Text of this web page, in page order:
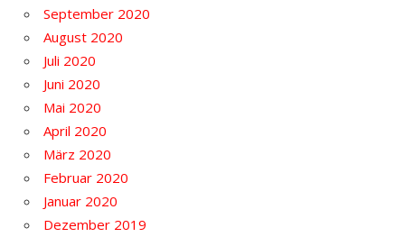
September 2020
August 2020
Juli 2020
Juni 2020
Mai 2020
April 2020
März 2020
Februar 2020
Januar 2020
Dezember 2019